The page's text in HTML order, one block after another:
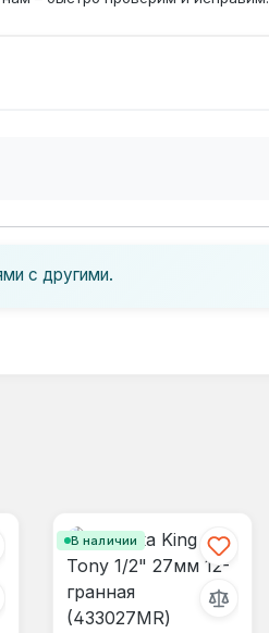
с другими.
В наличии